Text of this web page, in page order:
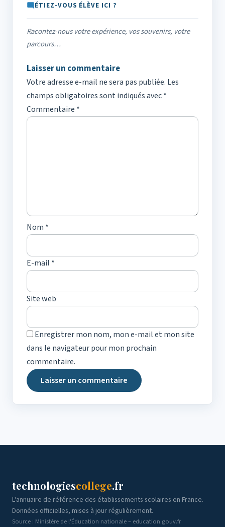
ÉTIEZ-VOUS ÉLÈVE ICI ?
Racontez-nous votre expérience, vos souvenirs, votre
parcours…
Laisser un commentaire
Votre adresse e-mail ne sera pas publiée. Les
champs obligatoires sont indiqués avec*
Commentaire *
Nom *
E-mail *
Site web
Enregistrer mon nom, mon e-mail et mon site
dans le navigateur pour mon prochain
commentaire.
technologiescollege.fr
L'annuaire de référence des établissements scolaires en France.
Données officielles, mises à jour régulièrement.
Source : Ministère de l'Éducation nationale – education.gouv.fr